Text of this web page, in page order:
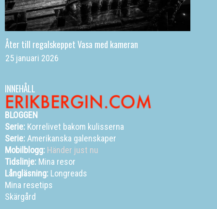
Åter till regalskeppet Vasa med kameran
25 januari 2026
INNEHÅLL
BLOGGEN
Serie: Korrelivet bakom kulisserna
Serie:Amerikanska galenskaper
Mobilblogg: Händer just nu
Tidslinje: Mina resor
Långläsning: Longreads
Mina resetips
Skärgård